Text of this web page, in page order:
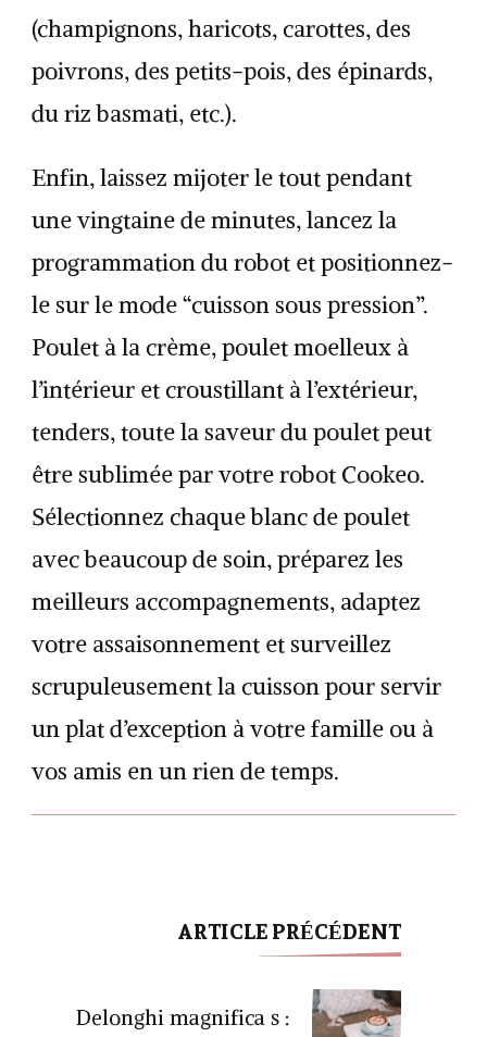
(champignons, haricots, carottes, des
poivrons, des petits-pois, des épinards,
du riz basmati, etc.).
Enfin, laissez mijoter le tout pendant
une vingtaine de minutes, lancez la
programmation du robot et positionnez-
le sur le mode “cuisson sous pression”.
Poulet à la crème, poulet moelleux à
l’intérieur et croustillant à l’extérieur,
tenders, toute la saveur du poulet peut
être sublimée par votre robot Cookeo.
Sélectionnez chaque blanc de poulet
avec beaucoup de soin, préparez les
meilleurs accompagnements, adaptez
votre assaisonnement et surveillez
scrupuleusement la cuisson pour servir
un plat d’exception à votre famille ou à
vos amis en un rien de temps.
Navigation
ARTICLE PRÉCÉDENT
Delonghi magnifica s :